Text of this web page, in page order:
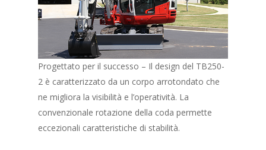
Progettato per il successo – Il design del TB250-
2 è caratterizzato da un corpo arrotondato che
ne migliora la visibilità e l’operatività. La
convenzionale rotazione della coda permette
eccezionali caratteristiche di stabilità.